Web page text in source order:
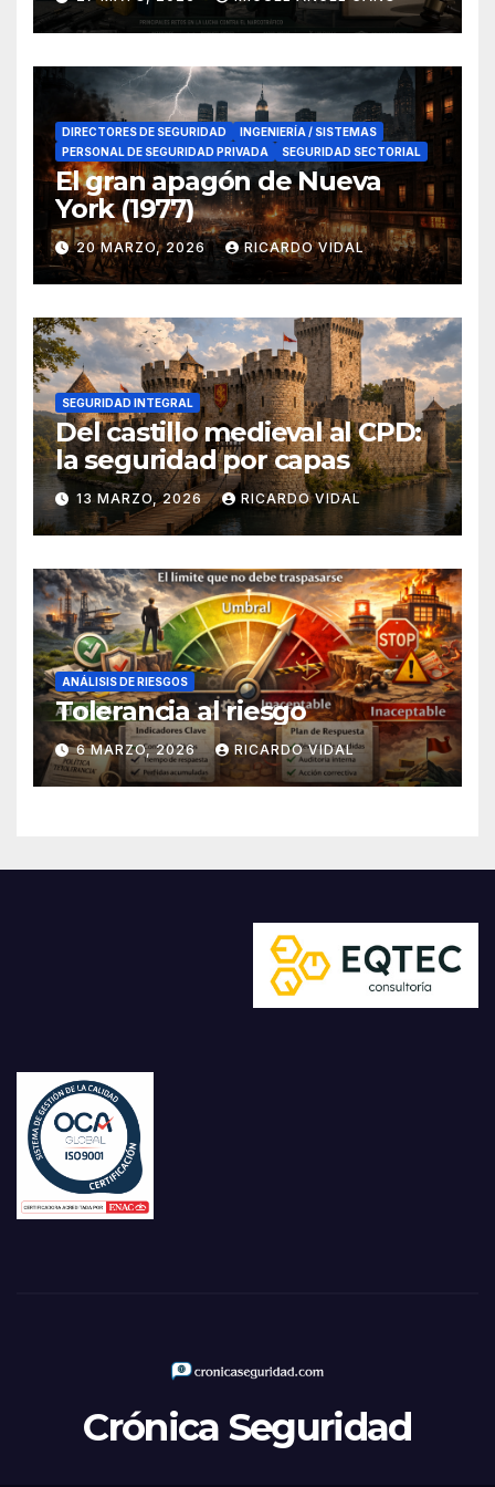
en el sur de España
DIRECTORES DE SEGURIDAD
INGENIERÍA / SISTEMAS
PERSONAL DE SEGURIDAD PRIVADA
SEGURIDAD SECTORIAL
El gran apagón de Nueva
York (1977)
20 MARZO, 2026 RICARDO VIDAL
SEGURIDAD INTEGRAL
Del castillo medieval al CPD:
la seguridad por capas
13 MARZO, 2026 RICARDO VIDAL
ANÁLISIS DE RIESGOS
Tolerancia al riesgo
6 MARZO, 2026 RICARDO VIDAL
Crónica Seguridad